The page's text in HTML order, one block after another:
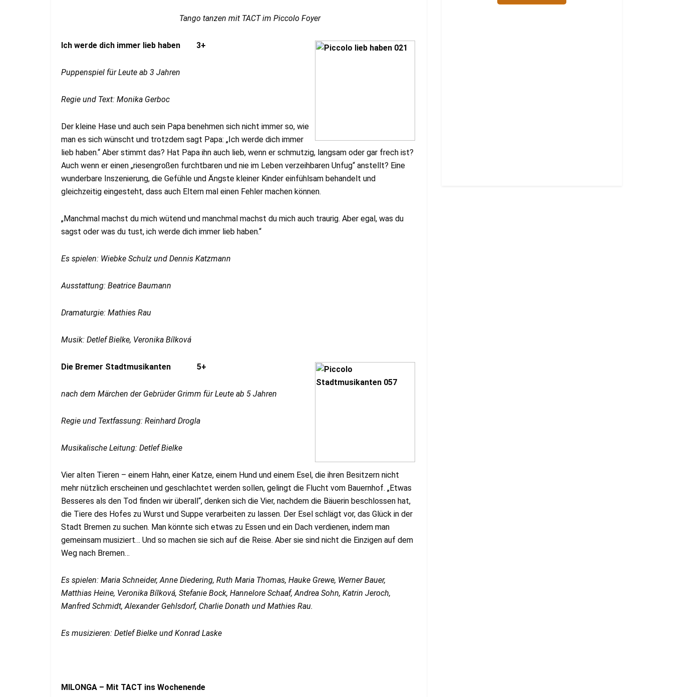
Tango tanzen mit TACT im Piccolo Foyer
Ich werde dich immer lieb haben 3+
Puppenspiel für Leute ab 3 Jahren
Regie und Text: Monika Gerboc
Der kleine Hase und auch sein Papa benehmen sich nicht immer so, wie
man es sich wünscht und trotzdem sagt Papa: „Ich werde dich immer
lieb haben.“ Aber stimmt das? Hat Papa ihn auch lieb, wenn er schmutzig, langsam oder gar frech ist?
Auch wenn er einen „riesengroßen furchtbaren und nie im Leben verzeihbaren Unfug“ anstellt? Eine
wunderbare Inszenierung, die Gefühle und Ängste kleiner Kinder einfühlsam behandelt und
gleichzeitig eingesteht, dass auch Eltern mal einen Fehler machen können.
„Manchmal machst du mich wütend und manchmal machst du mich auch traurig. Aber egal, was du
sagst oder was du tust, ich werde dich immer lieb haben.“
Es spielen: Wiebke Schulz und Dennis Katzmann
Ausstattung: Beatrice Baumann
Dramaturgie: Mathies Rau
Musik: Detlef Bielke, Veronika Bílková
Die Bremer Stadtmusikanten 5+
nach dem Märchen der Gebrüder Grimm für Leute ab 5 Jahren
Regie und Textfassung: Reinhard Drogla
Musikalische Leitung: Detlef Bielke
Vier alten Tieren – einem Hahn, einer Katze, einem Hund und einem Esel, die ihren Besitzern nicht
mehr nützlich erscheinen und geschlachtet werden sollen, gelingt die Flucht vom Bauernhof. „Etwas
Besseres als den Tod finden wir überall“, denken sich die Vier, nachdem die Bäuerin beschlossen hat,
die Tiere des Hofes zu Wurst und Suppe verarbeiten zu lassen. Der Esel schlägt vor, das Glück in der
Stadt Bremen zu suchen. Man könnte sich etwas zu Essen und ein Dach verdienen, indem man
gemeinsam musiziert… Und so machen sie sich auf die Reise. Aber sie sind nicht die Einzigen auf dem
Weg nach Bremen…
Es spielen: Maria Schneider, Anne Diedering, Ruth Maria Thomas, Hauke Grewe, Werner Bauer,
Matthias Heine, Veronika Bílková, Stefanie Bock, Hannelore Schaaf, Andrea Sohn, Katrin Jeroch,
Manfred Schmidt, Alexander Gehlsdorf, Charlie Donath und Mathies Rau.
Es musizieren: Detlef Bielke und Konrad Laske
MILONGA – Mit TACT ins Wochenende